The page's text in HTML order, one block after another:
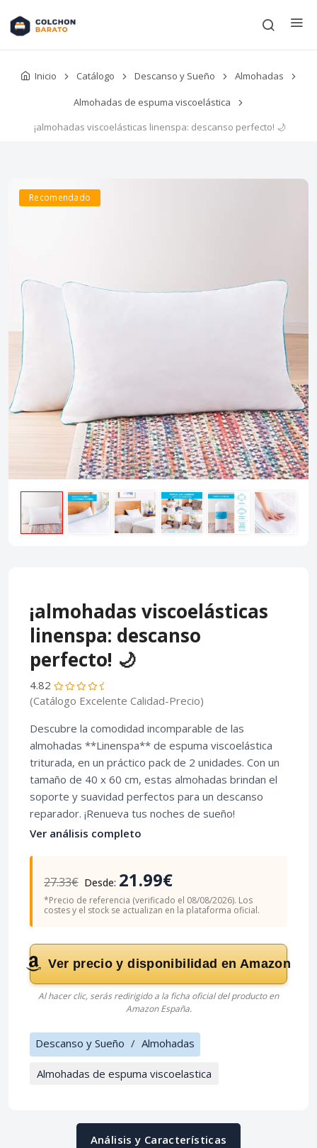
Inicio Catálogo Descanso y Sueño Almohadas
Almohadas de espuma viscoelástica
¡almohadas viscoelásticas linenspa: descanso perfecto! 🌙
Recomendado
¡almohadas viscoelásticas
linenspa: descanso
perfecto! 🌙
4.82
(Catálogo Excelente Calidad-Precio)
Descubre la comodidad incomparable de las
almohadas **Linenspa** de espuma viscoelástica
triturada, en un práctico pack de 2 unidades. Con un
tamaño de 40 x 60 cm, estas almohadas brindan el
soporte y suavidad perfectos para un descanso
reparador. ¡Renueva tus noches de sueño!
Ver análisis completo
27.33€ Desde: 21.99€
*Precio de referencia (verificado el 08/08/2026). Los
costes y el stock se actualizan en la plataforma oficial.
Ver precio y disponibilidad en Amazon
Al hacer clic, serás redirigido a la ficha oficial del producto en
Amazon España.
Descanso y Sueño / Almohadas
Almohadas de espuma viscoelastica
Análisis y Características